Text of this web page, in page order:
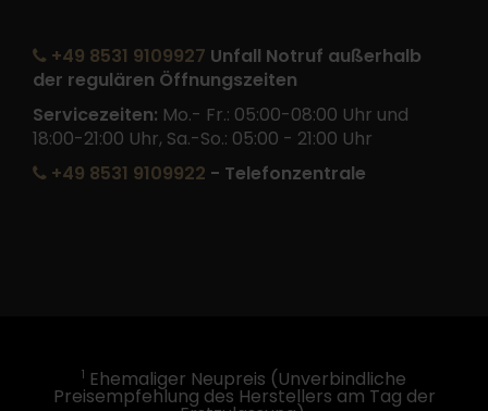
+49 8531 9109927 Unfall Notruf außerhalb
der regulären Öffnungszeiten
Servicezeiten: Mo.- Fr.: 05:00-08:00 Uhr und
18:00-21:00 Uhr, Sa.-So.: 05:00 - 21:00 Uhr
+49 8531 9109922 - Telefonzentrale
1 Ehemaliger Neupreis (Unverbindliche
Preisempfehlung des Herstellers am Tag der